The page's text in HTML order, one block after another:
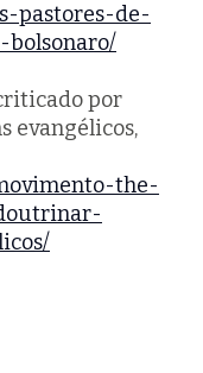
pastores-de-
por
evangélicos,
the-